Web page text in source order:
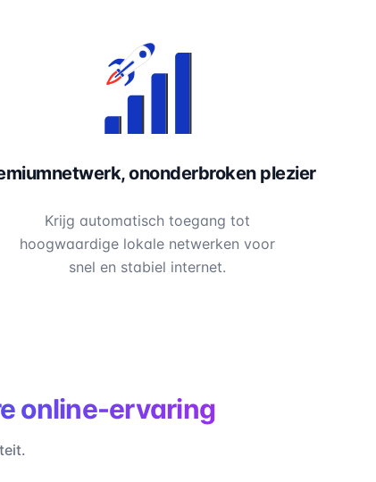
ononderbroken plezier
Krijg automatisch toegang tot
hoogwaardige lokale netwerken voor
snel en stabiel internet.
online-ervaring